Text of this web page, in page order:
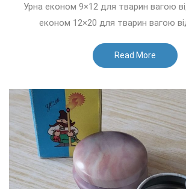
для
тварин
від
1-
15
Урна
економ
Урна економ 9×12 для тварин вагою
економ 12×20 для тварин вагою
Read More